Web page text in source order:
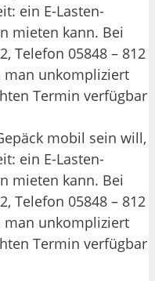
ein E-Lasten-
mieten kann. Bei
Telefon 05848 – 812
man unkompliziert
Termin verfügbar
mobil sein will,
ein E-Lasten-
mieten kann. Bei
Telefon 05848 – 812
man unkompliziert
Termin verfügbar